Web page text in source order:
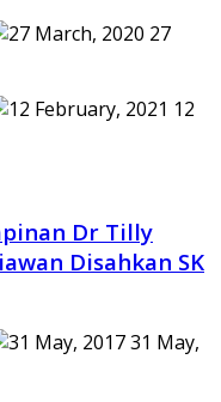
27
12
Dr Tilly
Disahkan SK
31 May,